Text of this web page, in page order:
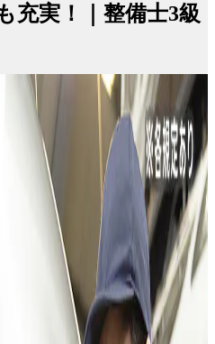
充実！｜整備士3級